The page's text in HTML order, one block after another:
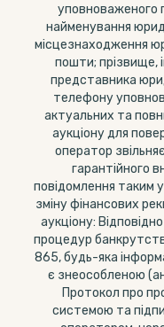
уповноваженого
найменування
місцезнаходження
пошти; прізвище,
представника
телефону
актуальних та
аукціону для
оператор
гарантійного
повідомлення таким
зміну фінансових
аукціону:
процедур
865, будь-яка
є знеособленою
Протокол про
системою та